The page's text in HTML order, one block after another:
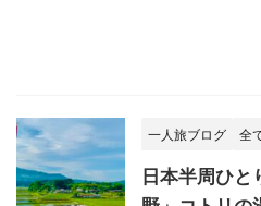
一人旅ブログ 全
日本半周ひ